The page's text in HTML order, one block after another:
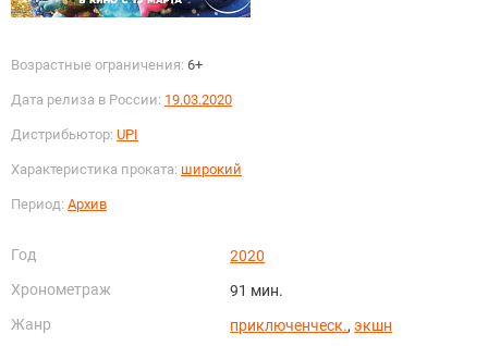
Возрастные ограничения: 6+
Дата релиза в России: 19.03.2020
Дистрибьютор: UPI
Характеристика проката: широкий
Период: Архив
Год
2020
Хронометраж
91 мин.
Жанр
приключенческ.,экшн